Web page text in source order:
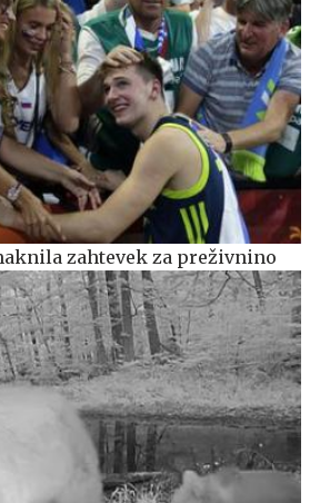
zahtevek za preživnino